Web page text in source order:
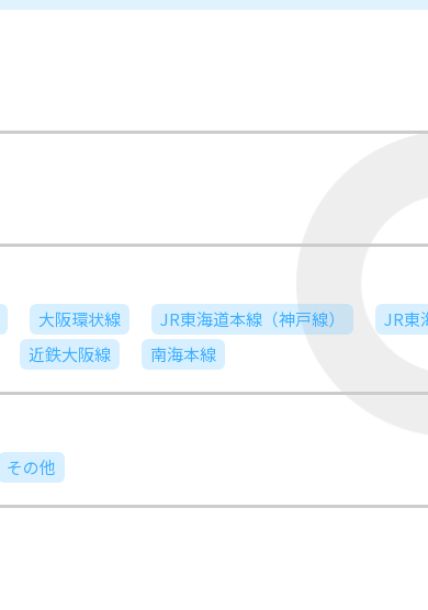
大阪環状線 JR東海道本線（神戸線）
JR東
近鉄大阪線 南海本線
その他